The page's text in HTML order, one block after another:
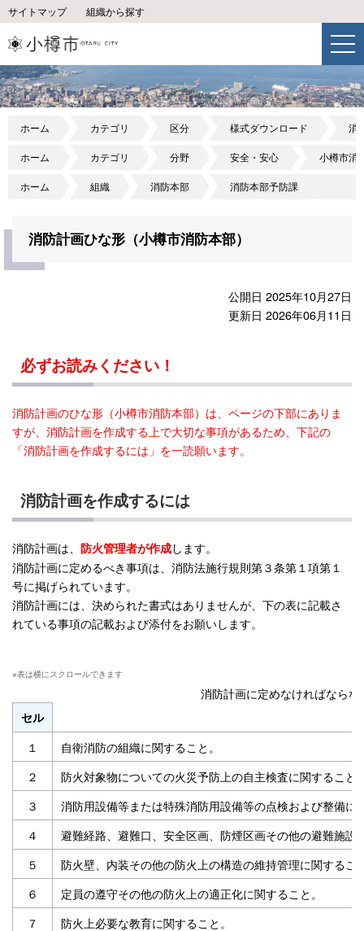
サイトマップ 組織から探す
ホーム カテゴリ 区分 様式ダウンロード 消
ホーム カテゴリ 分野 安全・安心 小樽市消
ホーム 組織 消防本部 消防本部予防課
消防計画ひな形（小樽市消防本部）
公開日 2025年10月27日
更新日 2026年06月11日
必ずお読みください！
消防計画のひな形（小樽市消防本部）は、ページの下部にありま
すが、消防計画を作成する上で大切な事項があるため、下記の
「消防計画を作成するには」を一読願います。
消防計画を作成するには
消防計画は、 防火管理者が作成します。
消防計画に定めるべき事項は、消防法施行規則第３条第１項第１
号に掲げられています。
消防計画には、決められた書式はありませんが、下の表に記載さ
れている事項の記載および添付をお願いします。
消防計画に定めなければならな
セル
１
自衛消防の組織に関すること。
２
防火対象物についての火災予防上の自主検査に関すること
３
消防用設備等または特殊消防用設備等の点検および整備に
４
避難経路、避難口、安全区画、防煙区画その他の避難施
５
防火壁、内装その他の防火上の構造の維持管理に関するこ
６
定員の遵守その他の防火上の適正化に関すること。
７
防火上必要な教育に関すること。